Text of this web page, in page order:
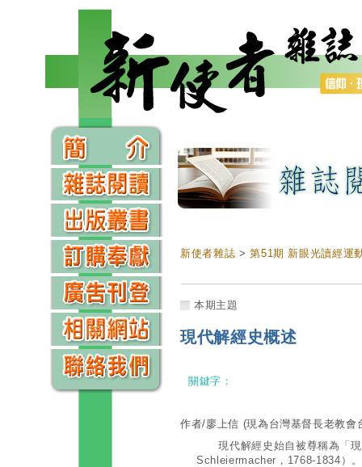
新使者雜誌 >第51期 新眼光讀經運
本期主題
現代解經史概述
關鍵字：
作者/廖上信 (現為台灣基督長老教會
現代解經史始自被尊稱為「現
Schleiermacher，1768-1834）